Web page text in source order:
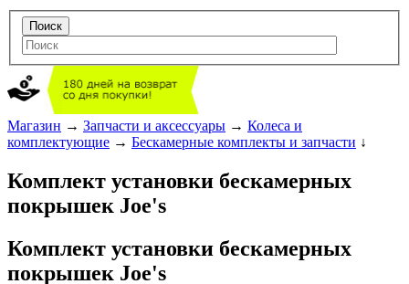
Магазин → Запчасти и аксессуары → Колеса и
комплектующие → Бескамерные комплекты и запчасти ↓
Комплект установки бескамерных
покрышек Joe's
Комплект установки бескамерных
покрышек Joe's